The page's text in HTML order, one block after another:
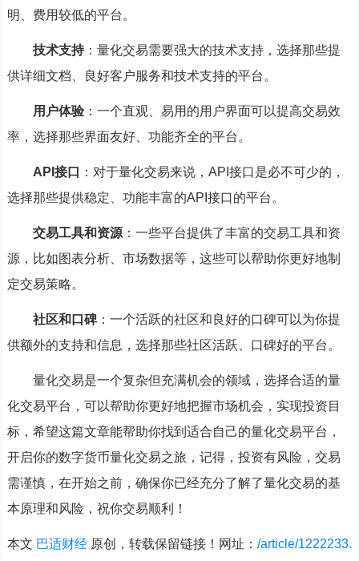
明、费用较低的平台。
技术支持：量化交易需要强大的技术支持，选择那些提
供详细文档、良好客户服务和技术支持的平台。
用户体验：一个直观、易用的用户界面可以提高交易效
率，选择那些界面友好、功能齐全的平台。
API接口
：对于量化交易来说，API接口是必不可少的，
选择那些提供稳定、功能丰富的API接口的平台。
交易工具和资源：一些平台提供了丰富的交易工具和资
源，比如图表分析、市场数据等，这些可以帮助你更好地制
定交易策略。
社区和口碑：一个活跃的社区和良好的口碑可以为你提
供额外的支持和信息，选择那些社区活跃、口碑好的平台。
量化交易是一个复杂但充满机会的领域，选择合适的量
化交易平台，可以帮助你更好地把握市场机会，实现投资目
标，希望这篇文章能帮助你找到适合自己的量化交易平台，
开启你的数字货币量化交易之旅，记得，投资有风险，交易
需谨慎，在开始之前，确保你已经充分了解了量化交易的基
本原理和风险，祝你交易顺利！
本文 巴适财经原创，转载保留链接！网址： /article/1222233.